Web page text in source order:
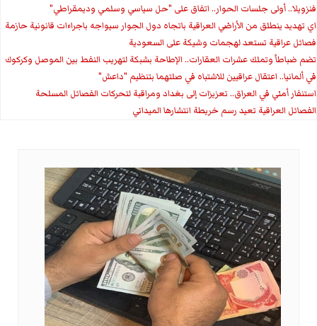
فنزويلا.. أولى جلسات الحوار.. اتفاق على "حل سياسي وسلمي وديمقراطي"
اي تهديد ينطلق من الأراضي العراقية باتجاه دول الجوار سيواجه باجراءات قانونية حازمة
فصائل عراقية تستعد لهجمات وشيكة على السعودية
تضم ضباطاً وتملك عشرات العقارات.. الإطاحة بشبكة لتهريب النفط بين الموصل وكركوك
في ألمانيا.. اعتقال عراقيين للاشتباه في صلتهما بتنظيم "داعش"
استنفار أمني في العراق.. تعزيزات إلى بغداد ومراقبة لتحركات الفصائل المسلحة
الفصائل العراقية تعيد رسم خريطة انتشارها الميداني